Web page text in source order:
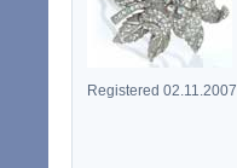
Registered 02.11.2007